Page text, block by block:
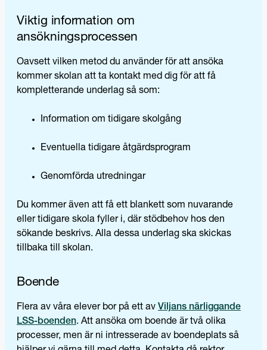
Viktig information om
ansökningsprocessen
Oavsett vilken metod du använder för att ansöka
kommer skolan att ta kontakt med dig för att få
kompletterande underlag så som:
Information om tidigare skolgång
Eventuella tidigare åtgärdsprogram
Genomförda utredningar
Du kommer även att få ett blankett som nuvarande
eller tidigare skola fyller i, där stödbehov hos den
sökande beskrivs. Alla dessa underlag ska skickas
tillbaka till skolan.
Boende
Flera av våra elever bor på ett av Viljans närliggande
LSS-boenden. Att ansöka om boende är två olika
processer, men är ni intresserade av boendeplats så